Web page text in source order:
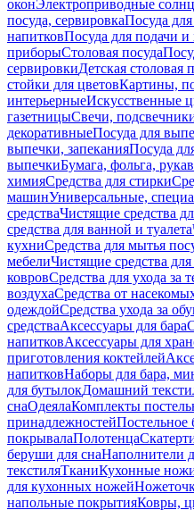
оконЭлектроприводные
посуда, сервировкаПосуда
напитковПосуда для подачи и
приборыСтоловая посуда
сервировкиДетская столовая
стойки для цветовКартины,
интерьерныеИскусственные
газетницыСвечи,
декоративныеПосуда для
выпечки, запеканияПосуда
выпечкиБумага, фольга,
химияСредства для стирки
машинУниверсальные,
средстваЧистящие средства
средства для ванной и туалета
кухниСредства для мытья
мебелиЧистящие средства
ковровСредства для ухода за
воздухаСредства от
одеждойСредства ухода за
средстваАксессуары для бара
напитковАксессуары для
приготовления коктейлей
напитковНаборы для бара,
для бутылокДомашний
снаОдеялаКомплекты
принадлежностейПостельное
покрывалаПолотенца
беруши для снаНаполнители
текстиляТканиКухонные
для кухонных ножей
напольные покрытияКовры,